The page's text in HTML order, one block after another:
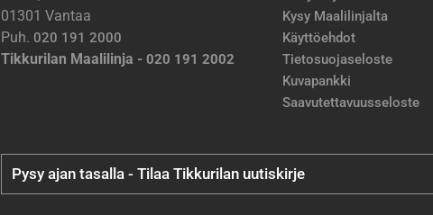
01301 Vantaa
Puh. 020 191 2000
Tikkurilan Maalilinja - 020 191 2002
Kysy Maalilinjalta
Käyttöehdot
Tietosuojaseloste
Kuvapankki
Saavutettavuusseloste
Pysy ajan tasalla - Tilaa Tikkurilan uutiskirje